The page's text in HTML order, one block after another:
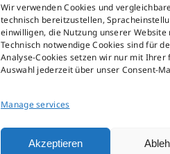
Wir verwenden Cookies und
technisch bereitzustellen,
einwilligen, die Nutzung unserer
Technisch notwendige Cookies sind für
Analyse-Cookies setzen wir nur mit
Auswahl jederzeit über unser Consent-
Manage services
Akzeptieren
Hinweisgeber-Kanal
包装法